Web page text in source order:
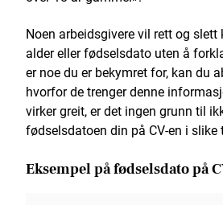
Noen arbeidsgivere vil rett og slett
alder eller fødselsdato uten å
er noe du er bekymret for, kan du
hvorfor de trenger denne
virker greit, er det ingen grunn til
fødselsdatoen din på CV-en i slike
Eksempel på fødselsdato på